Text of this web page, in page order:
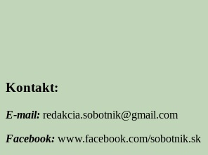
Kontakt:
E-mail: redakcia.sobotnik@gmail.com
Facebook: www.facebook.com/sobotnik.sk